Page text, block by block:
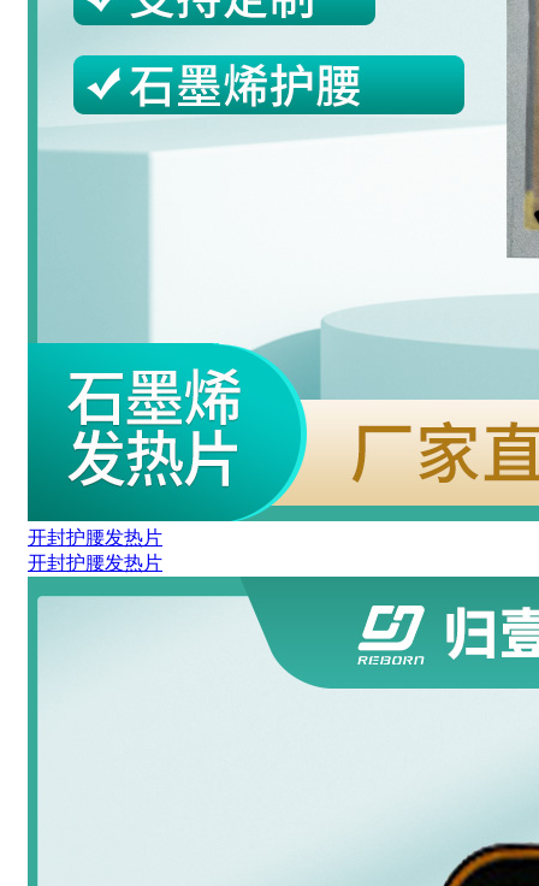
开封护腰发热片
开封护腰发热片